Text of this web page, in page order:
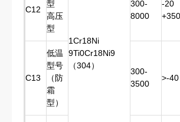
1Cr18Ni
9Ti0Cr18Ni9
（304）
C12
型
高压
型
300-
8000
-20
+350
C13
低温
型号
（防
霜
型）
300-
3500
>-40